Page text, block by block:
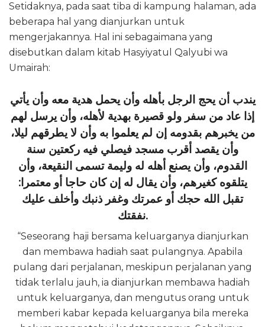
Setidaknya, pada saat tiba di kampung halaman, ada
beberapa hal yang dianjurkan untuk
mengerjakannya. Hal ini sebagaimana yang
disebutkan dalam kitab Hasyiyatul Qalyubi wa
Umairah:
يندب أن يحج الرجل بأهله وأن يحمل هدية معه وأن يأتي
إذا عاد من سفر ولو قصيرة بهدية لأهله، وأن يرسل لهم
من يخبرهم بقدومه إن لم يعلموا به وأن لا يطرقهم ليلا،
وأن يقصد أقرب مسجد فيصلي فيه ركعتين سنة
القدوم، وأن يصنع أهله له وليمة تسمى النقيعة، وأن
يتلقوه كغيرهم، وأن يقال له إن كان حاجا أو معتمرا:
تقبل الله حجك أو عمرتك وغفر ذنبك وأخلف عليك
نفقتك.
“Seseorang haji bersama keluarganya dianjurkan
dan membawa hadiah saat pulangnya. Apabila
pulang dari perjalanan, meskipun perjalanan yang
tidak terlalu jauh, ia dianjurkan membawa hadiah
untuk keluarganya, dan mengutus orang untuk
memberi kabar kepada keluarganya bila mereka